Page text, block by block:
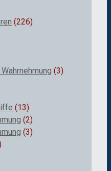
(226)
(3)
(13)
(2)
(3)